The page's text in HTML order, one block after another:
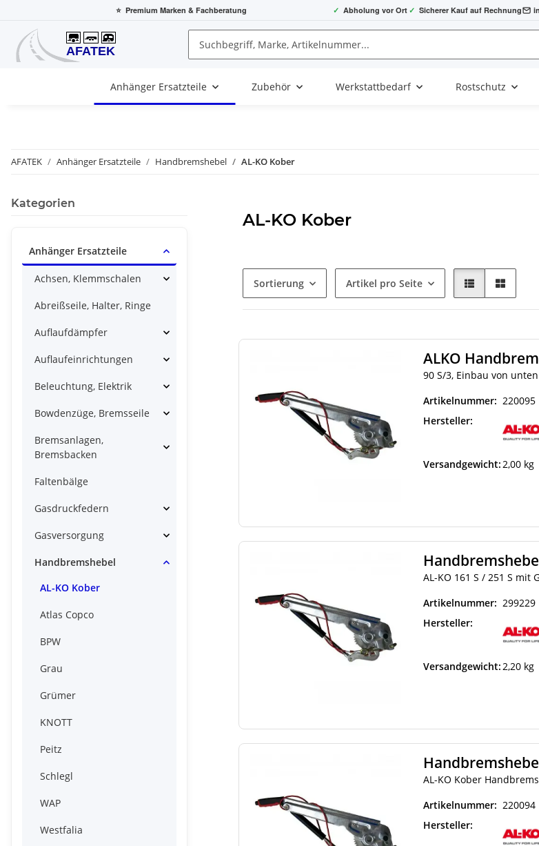
⭐ Premium Marken & Fachberatung ✓ Abholung vor Ort ✓ Sicherer Kauf auf Rechnung
Anhänger Ersatzteile Zubehör Werkstattbedarf Rostschutz
AFATEK Anhänger Ersatzteile Handbremshebel AL-KO Kober
AL-KO Kober
Sortierung Artikel pro Seite
ALKO
90 S/3, Einbau von unten
Artikelnummer: 220095
Hersteller:
Versandgewicht:2,00 kg
AL-KO 161 S / 251 S mit
Artikelnummer: 299229
Hersteller:
Versandgewicht:2,20 kg
AL-KO Kober
Artikelnummer: 220094
Hersteller:
Kategorien
Anhänger Ersatzteile
Achsen, Klemmschalen
Abreißseile, Halter, Ringe
Auflaufdämpfer
Auflaufeinrichtungen
Beleuchtung, Elektrik
Bowdenzüge, Bremsseile
Bremsanlagen,
Bremsbacken
Faltenbälge
Gasdruckfedern
Gasversorgung
Handbremshebel
AL-KO Kober
Atlas Copco
BPW
Grau
Grümer
KNOTT
Peitz
Schlegl
WAP
Westfalia